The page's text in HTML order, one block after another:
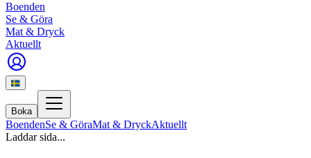
Boenden
Se & Göra
Mat & Dryck
Aktuellt
Boka
BoendenSe & GöraMat & DryckAktuellt
Laddar sida...